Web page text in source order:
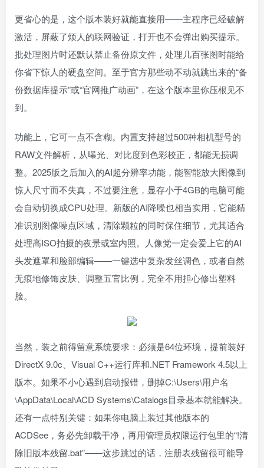
更省心的是，这个版本装好就能直接用——主程序已经破解
激活，屏蔽了烦人的联网验证，打开也不会弹出购买提示。
批处理图片时还默认禁止备份原文件，处理几百张图时能给
你省下惊人的硬盘空间。至于官方那些动不动就跳出来的“备
份数据库提示”或“官网推广动画”，在这个版本里你压根见不
到。
功能上，它可一点不含糊。内置支持超过500种相机型号的
RAW文件解析，从曝光、对比度到色彩校正，都能无损调
整。2025版之后加入的AI超分辨率功能，能智能放大图像到
惊人尺寸而不失真，不过要注意，显存小于4GB的电脑可能
会自动切换成CPU处理。新版的AI降噪也相当实用，它能精
准识别图像噪点区域，清除颗粒的同时保住细节，尤其适合
处理高ISO拍摄的夜景或室内照。人像党一定会爱上它的AI
头发遮罩和脸部编辑——一键选中复杂发丝调色，或者自然
无痕地修饰皮肤、调整五官比例，完全不用担心修出塑料
脸。
当然，装之前得留意系统要求：必须是64位环境，提前装好
DirectX 9.0c、Visual C++运行库和.NET Framework 4.5以上
版本。如果不小心遇到启动报错，删掉C:\Users\用户名
\AppData\Local\ACD Systems\Catalogs目录基本就能解决。
还有一点特别关键：如果你电脑上装过其他版本的
ACDSee，务必先卸载干净，再用管理员权限运行包里的“!清
除旧版本残留.bat”——这步跳过的话，注册表残留很可能导